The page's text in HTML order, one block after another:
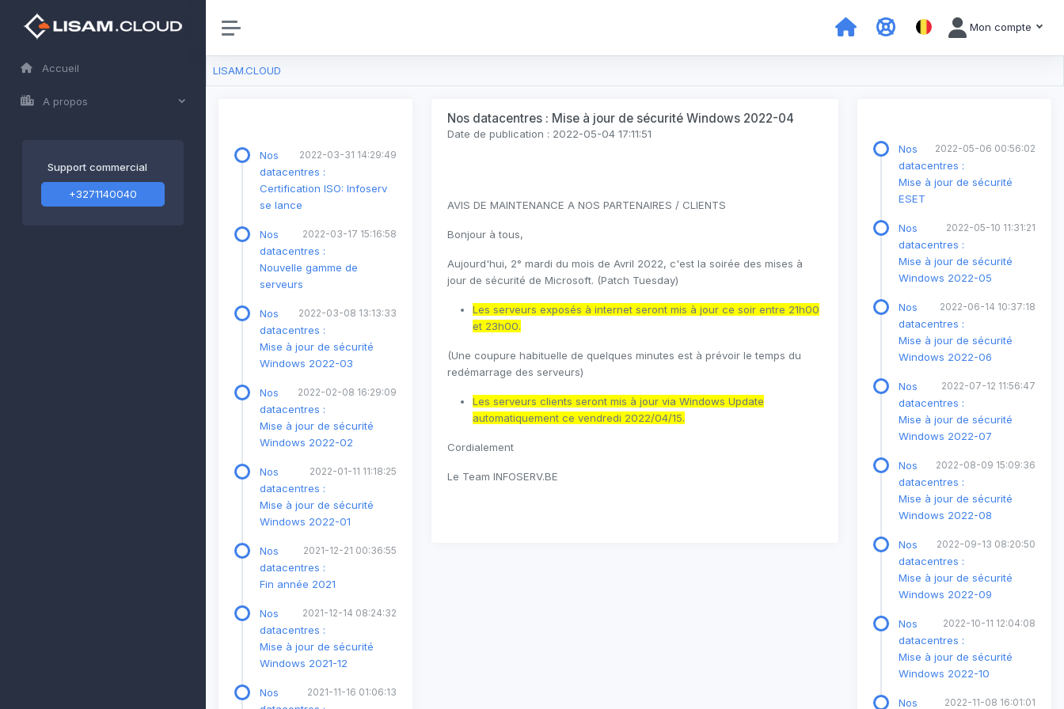
Accueil
A propos
Support commercial
+3271140040
Mon compte
LISAM.CLOUD
2022-03-31 14:29:49
Nos
datacentres :
Certification ISO: Infoserv
se lance
2022-03-17 15:16:58
Nos
datacentres :
Nouvelle gamme de
serveurs
2022-03-08 13:13:33
Nos
datacentres :
Mise à jour de sécurité
Windows 2022-03
2022-02-08 16:29:09
Nos
datacentres :
Mise à jour de sécurité
Windows 2022-02
2022-01-11 11:18:25
Nos
datacentres :
Mise à jour de sécurité
Windows 2022-01
2021-12-21 00:36:55
Nos
datacentres :
Fin année 2021
2021-12-14 08:24:32
Nos
datacentres :
Mise à jour de sécurité
Windows 2021-12
2021-11-16 01:06:13
Nos
Nos datacentres : Mise à jour de sécurité Windows 2022-04
Date de publication : 2022-05-04 17:11:51
AVIS DE MAINTENANCE A NOS PARTENAIRES / CLIENTS
Bonjour à tous,
Aujourd'hui, 2° mardi du mois de Avril 2022, c'est la soirée des mises à
jour de sécurité de Microsoft. (Patch Tuesday)
Les serveurs exposés à internet seront mis à jour ce soir entre 21h00
et 23h00.
(Une coupure habituelle de quelques minutes est à prévoir le temps du
redémarrage des serveurs)
Les serveurs clients seront mis à jour via Windows Update
automatiquement ce vendredi 2022/04/15.
Cordialement
Le Team INFOSERV.BE
2022-05-06 00:56:02
Nos
datacentres :
Mise à jour de sécurité
ESET
2022-05-10 11:31:21
Nos
datacentres :
Mise à jour de sécurité
Windows 2022-05
2022-06-14 10:37:18
Nos
datacentres :
Mise à jour de sécurité
Windows 2022-06
2022-07-12 11:56:47
Nos
datacentres :
Mise à jour de sécurité
Windows 2022-07
2022-08-09 15:09:36
Nos
datacentres :
Mise à jour de sécurité
Windows 2022-08
2022-09-13 08:20:50
Nos
datacentres :
Mise à jour de sécurité
Windows 2022-09
2022-10-11 12:04:08
Nos
datacentres :
Mise à jour de sécurité
Windows 2022-10
2022-11-08 16:01:01
Nos